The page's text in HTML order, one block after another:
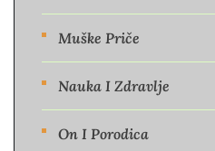
Muške Priče
Nauka I Zdravlje
On I Porodica